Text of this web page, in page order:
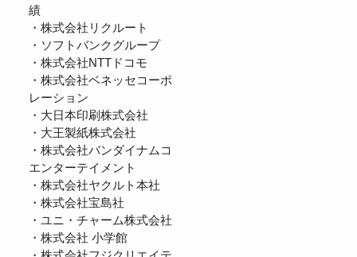
績
・株式会社リクルート
・ソフトバンクグループ
・株式会社NTTドコモ
・株式会社ベネッセコーポ
レーション
・大日本印刷株式会社
・大王製紙株式会社
・株式会社バンダイナムコ
エンターテイメント
・株式会社ヤクルト本社
・株式会社宝島社
・ユニ・チャーム株式会社
・株式会社 小学館